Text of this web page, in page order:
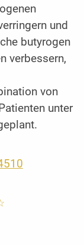
und
butyrogen
verbessern,
von
unter